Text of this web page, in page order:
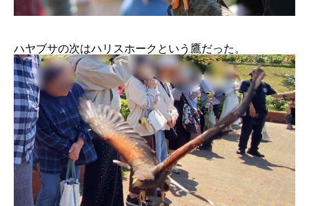
ハヤブサの次はハリスホークという鷹だった。